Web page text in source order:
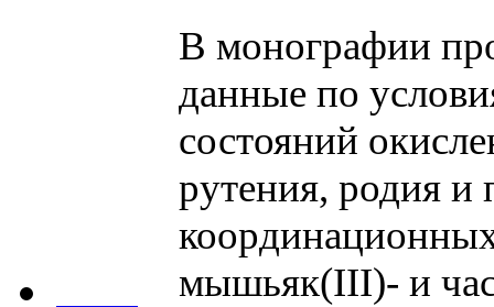
В монографии
данные по
состояний
рутения, родия и
мышьяк(III)- и